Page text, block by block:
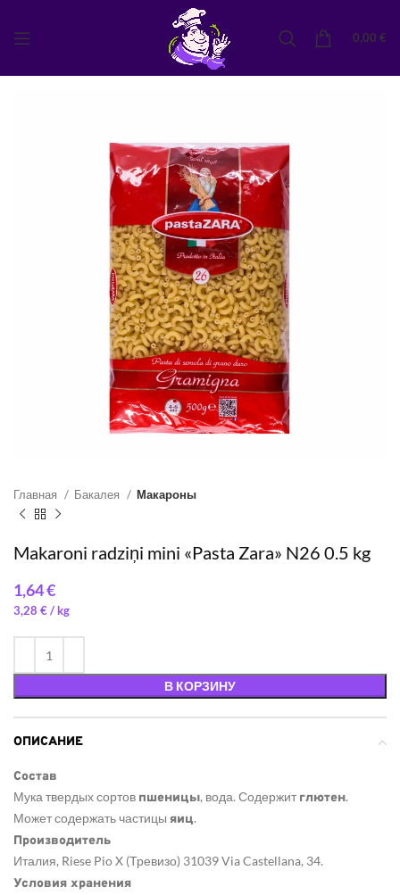
0,00 €
Главная Бакалея Макароны
Makaroni radziņi mini «Pasta Zara» N26 0.5 kg
€
3,28 €/
В КОРЗИНУ
ОПИСАНИЕ
Состав
Мука твердых сортов пшеницы, вода. Содержит глютен.
Может содержать частицы яиц.
Производитель
Италия, Riese Pio X (Тревизо) 31039 Via Castellana, 34.
Условия хранения